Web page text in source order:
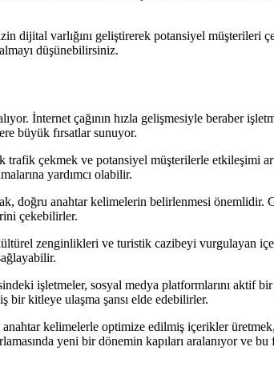
dijital varlığını geliştirerek potansiyel müşterileri
düşünebilirsiniz.
İnternet çağının hızla gelişmesiyle beraber
büyük fırsatlar sunuyor.
trafik çekmek ve potansiyel müşterilerle etkileşimi
yardımcı olabilir.
doğru anahtar kelimelerin belirlenmesi önemlidir.
çekebilirler.
zenginlikleri ve turistik cazibeyi vurgulayan
işletmeler, sosyal medya platformlarını aktif
bir kitleye ulaşma şansı elde edebilirler.
kelimelerle optimize edilmiş içerikler
yeni bir dönemin kapıları aralanıyor ve bu